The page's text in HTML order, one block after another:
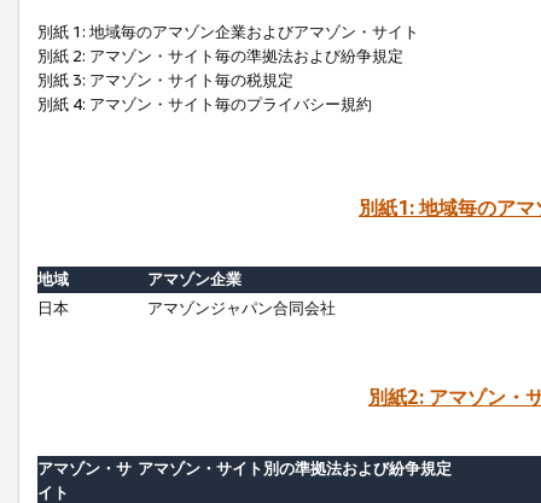
別紙 1: 地域毎のアマゾン企業およびアマゾン・サイト
別紙 2: アマゾン・サイト毎の準拠法および紛争規定
別紙 3: アマゾン・サイト毎の税規定
別紙 4: アマゾン・サイト毎のプライバシー規約
別紙1: 地域毎のア
地域
アマゾン企業
日本
アマゾンジャパン合同会社
別紙2: アマゾン・
アマゾン・サ
イト
アマゾン・サイト別の準拠法および紛争規定